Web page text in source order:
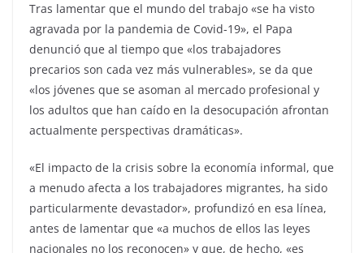
Tras lamentar que el mundo del trabajo «se ha visto
agravada por la pandemia de Covid-19», el Papa
denunció que al tiempo que «los trabajadores
precarios son cada vez más vulnerables», se da que
«los jóvenes que se asoman al mercado profesional y
los adultos que han caído en la desocupación afrontan
actualmente perspectivas dramáticas».
«El impacto de la crisis sobre la economía informal, que
a menudo afecta a los trabajadores migrantes, ha sido
particularmente devastador», profundizó en esa línea,
antes de lamentar que «a muchos de ellos las leyes
nacionales no los reconocen» y que, de hecho, «es